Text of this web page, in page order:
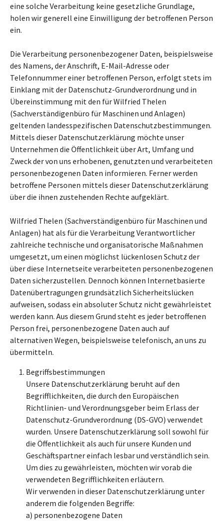
eine solche Verarbeitung keine gesetzliche Grundlage,
holen wir generell eine Einwilligung der betroffenen Person
ein.
Die Verarbeitung personenbezogener Daten, beispielsweise
des Namens, der Anschrift, E-Mail-Adresse oder
Telefonnummer einer betroffenen Person, erfolgt stets im
Einklang mit der Datenschutz-Grundverordnung und in
Übereinstimmung mit den für Wilfried Thelen
(Sachverständigenbüro für Maschinen und Anlagen)
geltenden landesspezifischen Datenschutzbestimmungen.
Mittels dieser Datenschutzerklärung möchte unser
Unternehmen die Öffentlichkeit über Art, Umfang und
Zweck der von uns erhobenen, genutzten und verarbeiteten
personenbezogenen Daten informieren. Ferner werden
betroffene Personen mittels dieser Datenschutzerklärung
über die ihnen zustehenden Rechte aufgeklärt.
Wilfried Thelen (Sachverständigenbüro für Maschinen und
Anlagen) hat als für die Verarbeitung Verantwortlicher
zahlreiche technische und organisatorische Maßnahmen
umgesetzt, um einen möglichst lückenlosen Schutz der
über diese Internetseite verarbeiteten personenbezogenen
Daten sicherzustellen. Dennoch können Internetbasierte
Datenübertragungen grundsätzlich Sicherheitslücken
aufweisen, sodass ein absoluter Schutz nicht gewährleistet
werden kann. Aus diesem Grund steht es jeder betroffenen
Person frei, personenbezogene Daten auch auf
alternativen Wegen, beispielsweise telefonisch, an uns zu
übermitteln.
Begriffsbestimmungen
Unsere Datenschutzerklärung beruht auf den
Begrifflichkeiten, die durch den Europäischen
Richtlinien- und Verordnungsgeber beim Erlass der
Datenschutz-Grundverordnung (DS-GVO) verwendet
wurden. Unsere Datenschutzerklärung soll sowohl für
die Öffentlichkeit als auch für unsere Kunden und
Geschäftspartner einfach lesbar und verständlich sein.
Um dies zu gewährleisten, möchten wir vorab die
verwendeten Begrifflichkeiten erläutern.
Wir verwenden in dieser Datenschutzerklärung unter
anderem die folgenden Begriffe:
a) personenbezogene Daten